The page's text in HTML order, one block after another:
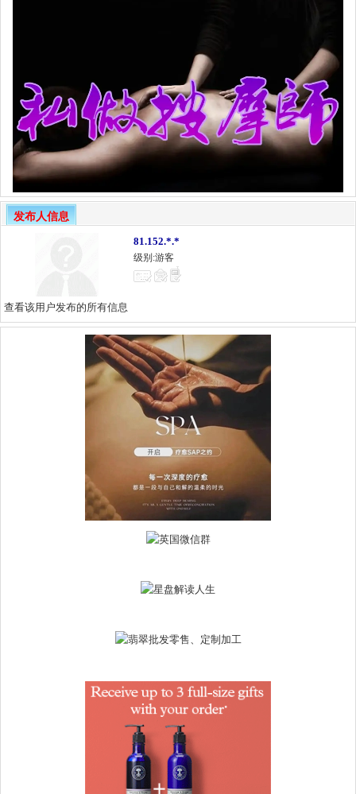
发布人信息
81.152.*.*
级别:游客
查看该用户发布的所有信息